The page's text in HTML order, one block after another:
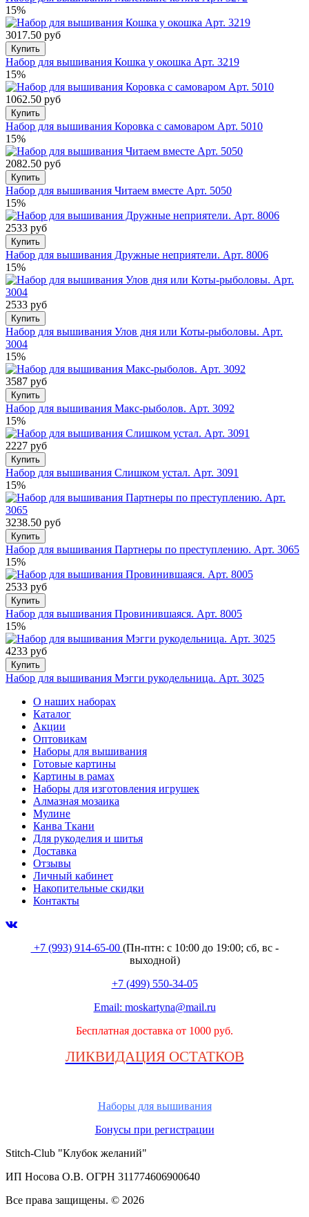
15%
3017.50 руб
Купить
Набор для вышивания Кошка у окошка Арт. 3219
15%
1062.50 руб
Купить
Набор для вышивания Коровка с самоваром Арт. 5010
15%
2082.50 руб
Купить
Набор для вышивания Читаем вместе Арт. 5050
15%
2533 руб
Купить
Набор для вышивания Дружные неприятели. Арт. 8006
15%
2533 руб
Купить
Набор для вышивания Улов дня или Коты-рыболовы. Арт.
3004
15%
3587 руб
Купить
Набор для вышивания Макс-рыболов. Арт. 3092
15%
2227 руб
Купить
Набор для вышивания Слишком устал. Арт. 3091
15%
3238.50 руб
Купить
Набор для вышивания Партнеры по преступлению. Арт. 3065
15%
2533 руб
Купить
Набор для вышивания Провинившаяся. Арт. 8005
15%
4233 руб
Купить
Набор для вышивания Мэгги рукодельница. Арт. 3025
О наших наборах
Каталог
Акции
Оптовикам
Наборы для вышивания
Готовые картины
Картины в рамах
Наборы для изготовления игрушек
Алмазная мозаика
Мулине
Канва Ткани
Для рукоделия и шитья
Доставка
Отзывы
Личный кабинет
Накопительные скидки
Контакты
+7 (993) 914-65-00 (Пн-птн: с10:00 до 19:00; сб, вс -
выходной)
+7 (499) 550-34-05
Email: moskartyna@mail.ru
Бесплатная доставка от 1000 руб.
ЛИКВИДАЦИЯ ОСТАТКОВ
Наборы для вышивания
Бонусы при регистрации
Stitch-Club "Клубок желаний"
ИП Носова О.В. ОГРН 311774606900640
Все права защищены. © 2026